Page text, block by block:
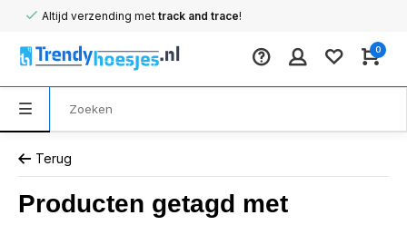
Altijd verzending mettrack and trace!
0
Terug
Producten getagd met